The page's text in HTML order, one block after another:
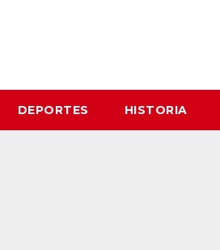
DEPORTES HISTORIA